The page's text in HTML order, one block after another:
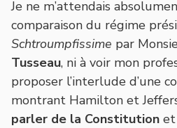
Je ne m’attendais
comparaison du régime
Schtroumpfissime par
Tusseau, ni à voir mon
proposer l’interlude d’une
montrant Hamilton et
parler de la Constitution